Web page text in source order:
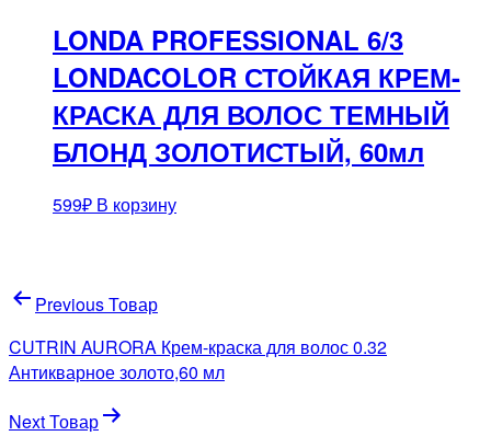
LONDA PROFESSIONAL 6/3
LONDACOLOR СТОЙКАЯ КРЕМ-
КРАСКА ДЛЯ ВОЛОС ТЕМНЫЙ
БЛОНД ЗОЛОТИСТЫЙ, 60мл
599₽ В корзину
Навигация
по
записям
Previous Товар
CUTRIN AURORA Крем-краска для волос 0.32
Антикварное золото,60 мл
Next Товар